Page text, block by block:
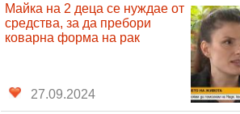
Майка на 2 деца се нуждае от
средства, за да пребори
коварна форма на рак
27.09.2024